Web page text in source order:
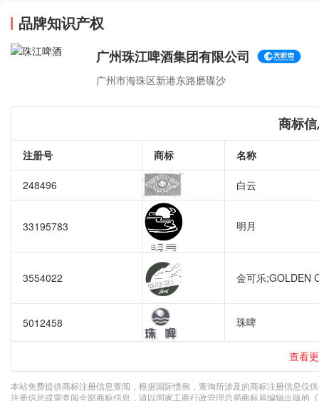
品牌知识产权
广州珠江啤酒集团有限公司
广州市海珠区新港东路磨碟沙
商标
注册号 商标 名称
248496 白云
33195783 明月
3554022 金可乐;GOLDEN
5012458 珠啤
查看
本站免费提供商标注册信息查阅，根据国际惯例，查询所涉及的商标注册信息仅
注册信息或需查阅全部商标信息，请以国家工商行政管理总局商标局编辑出版的